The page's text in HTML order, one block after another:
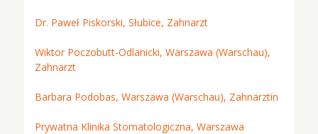
Dr. Paweł Piskorski, Słubice, Zahnarzt
Wiktor Poczobutt-Odlanicki, Warszawa (Warschau),
Zahnarzt
Barbara Podobas, Warszawa (Warschau), Zahnärztin
Prywatna Klinika Stomatologiczna, Warszawa